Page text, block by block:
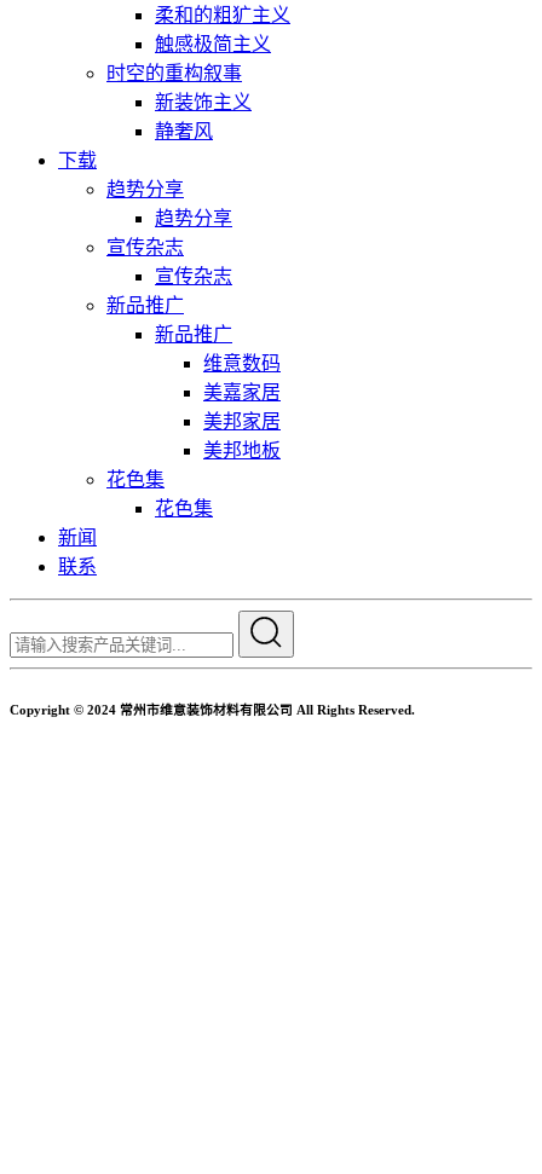
柔和的粗犷主义
触感极简主义
时空的重构叙事
新装饰主义
静奢风
下载
趋势分享
趋势分享
宣传杂志
宣传杂志
新品推广
新品推广
维意数码
美嘉家居
美邦家居
美邦地板
花色集
花色集
新闻
联系
Copyright © 2024 常州市维意装饰材料有限公司 All Rights Reserved.